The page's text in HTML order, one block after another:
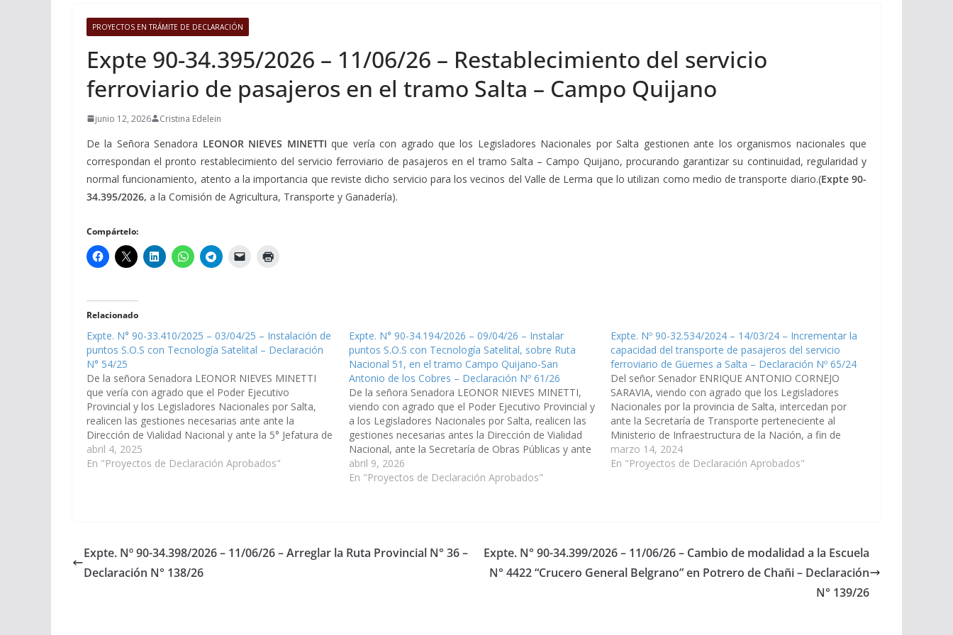
PROYECTOS EN TRÁMITE DE DECLARACIÓN
Expte 90-34.395/2026 – 11/06/26 – Restablecimiento del servicio
ferroviario de pasajeros en el tramo Salta – Campo Quijano
junio 12, 2026 Cristina Edelein
De la Señora Senadora LEONOR NIEVES MINETTI que vería con agrado que los Legisladores Nacionales por Salta gestionen ante los organismos nacionales que
correspondan el pronto restablecimiento del servicio ferroviario de pasajeros en el tramo Salta – Campo Quijano, procurando garantizar su continuidad, regularidad y
normal funcionamiento, atento a la importancia que reviste dicho servicio para los vecinos del Valle de Lerma que lo utilizan como medio de transporte diario.(Expte 90-
34.395/2026, a la Comisión de Agricultura, Transporte y Ganadería).
Compártelo:
Relacionado
Expte. N° 90-33.410/2025 – 03/04/25 – Instalación de
puntos S.O.S con Tecnología Satelital – Declaración
N° 54/25
De la señora Senadora LEONOR NIEVES MINETTI
que vería con agrado que el Poder Ejecutivo
Provincial y los Legisladores Nacionales por Salta,
realicen las gestiones necesarias ante ante la
Dirección de Vialidad Nacional y ante la 5° Jefatura de
Distrito (Salta), para la instalación y puesta en
funcionamiento de postes…
abril 4, 2025
En "Proyectos de Declaración Aprobados"
Expte. N° 90-34.194/2026 – 09/04/26 – Instalar
puntos S.O.S con Tecnología Satelital, sobre Ruta
Nacional 51, en el tramo Campo Quijano-San
Antonio de los Cobres – Declaración Nº 61/26
De la señora Senadora LEONOR NIEVES MINETTI,
viendo con agrado que el Poder Ejecutivo Provincial y
a los Legisladores Nacionales por Salta, realicen las
gestiones necesarias antes la Dirección de Vialidad
Nacional, ante la Secretaría de Obras Públicas y ante
el Ministerio de Economía para priorizar la inclusión,
dentro del…
abril 9, 2026
En "Proyectos de Declaración Aprobados"
Expte. Nº 90-32.534/2024 – 14/03/24 – Incrementar la
capacidad del transporte de pasajeros del servicio
ferroviario de Güemes a Salta – Declaración Nº 65/24
Del señor Senador ENRIQUE ANTONIO CORNEJO
SARAVIA, viendo con agrado que los Legisladores
Nacionales por la provincia de Salta, intercedan por
ante la Secretaría de Transporte perteneciente al
Ministerio de Infraestructura de la Nación, a fin de
realizar las acciones que resulten necesarias para
incrementar la capacidad del transporte de
marzo 14, 2024
En "Proyectos de Declaración Aprobados"
Expte. Nº 90-34.398/2026 – 11/06/26 – Arreglar la Ruta Provincial N° 36 –
Declaración N° 138/26
Expte. N° 90-34.399/2026 – 11/06/26 – Cambio de modalidad a la Escuela
N° 4422 “Crucero General Belgrano” en Potrero de Chañi – Declaración
N° 139/26